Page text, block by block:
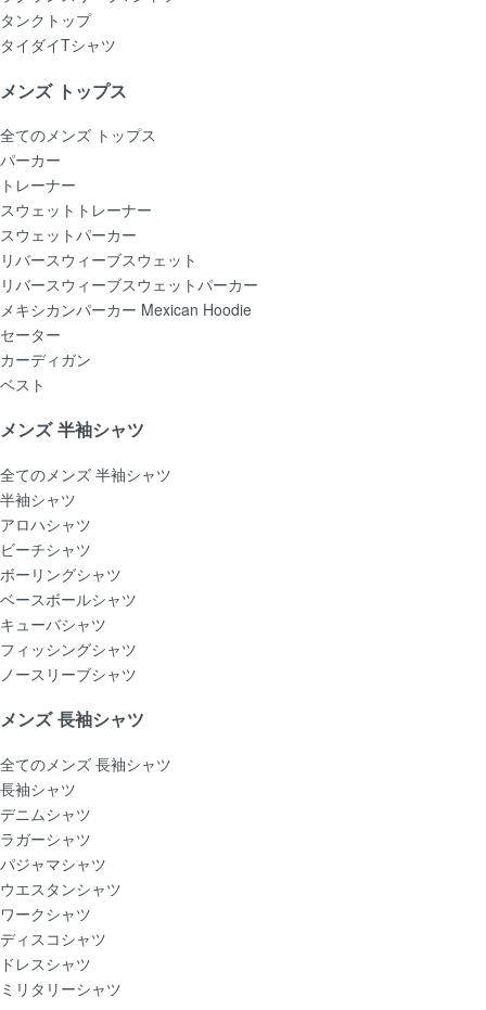
タンクトップ
タイダイTシャツ
メンズ トップス
全てのメンズ トップス
パーカー
トレーナー
スウェットトレーナー
スウェットパーカー
リバースウィーブスウェット
リバースウィーブスウェットパーカー
メキシカンパーカー Mexican Hoodie
セーター
カーディガン
ベスト
メンズ 半袖シャツ
全てのメンズ 半袖シャツ
半袖シャツ
アロハシャツ
ビーチシャツ
ボーリングシャツ
ベースボールシャツ
キューバシャツ
フィッシングシャツ
ノースリーブシャツ
メンズ 長袖シャツ
全てのメンズ 長袖シャツ
長袖シャツ
デニムシャツ
ラガーシャツ
パジャマシャツ
ウエスタンシャツ
ワークシャツ
ディスコシャツ
ドレスシャツ
ミリタリーシャツ